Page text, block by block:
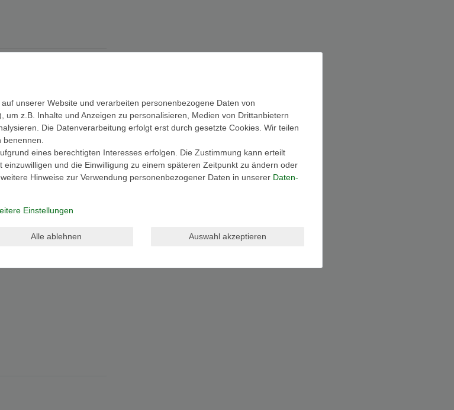
mit möglichen leichten
echten
Schnürverschluss
von 3 cm und eine
unserer Website und verarbeiten personenbezogene Daten von
um z.B. Inhalte und Anzeigen zu personalisieren, Medien von Drittanbietern
Die Datenverarbeitung erfolgt erst durch gesetzte Cookies. Wir teilen
eines berechtigten Interesses erfolgen. Die Zustimmung kann erteilt
und die Einwilligung zu einem späteren Zeitpunkt zu ändern oder
Hinweise zur Verwendung personenbezogener Daten in unserer Daten­
Einstellungen
Alle ablehnen Auswahl akzeptieren